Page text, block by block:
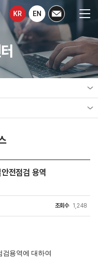
KR EN
전점검 용역
조회수 1,248
검용역에 대하여